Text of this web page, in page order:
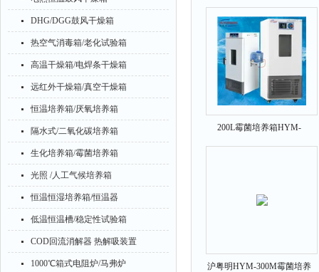
DHG/DGG鼓风干燥箱
热空气消毒箱/老化试验箱
高温干燥箱/电焊条干燥箱
远红外干燥箱/真空干燥箱
恒温培养箱/厌氧培养箱
隔水式/二氧化碳培养箱
生化培养箱/霉菌培养箱
光照 /人工气候培养箱
恒温恒湿培养箱/恒温器
低温恒温槽/稳定性试验箱
COD回流消解器 热解吸装置
1000℃箱式电阻炉/马弗炉
200L霉菌培养箱HYM-
200MS控湿型、植物栽培
沪粤明HYM-300M霉菌培养